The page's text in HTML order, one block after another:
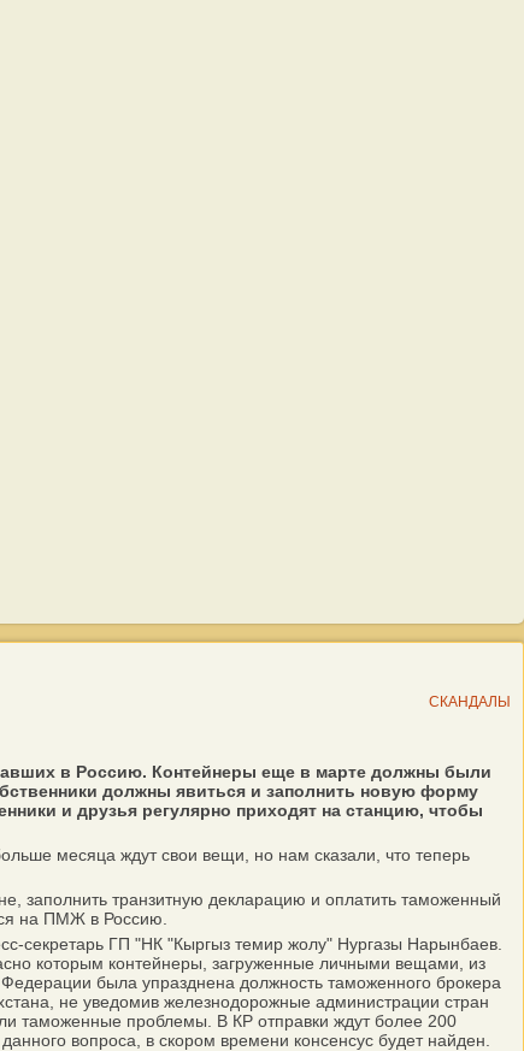
СКАНДАЛЫ
в Россию. Контейнеры еще в марте должны были
должны явиться и заполнить новую форму
и друзья регулярно приходят на станцию, чтобы
месяца ждут свои вещи, но нам сказали, что теперь
заполнить транзитную декларацию и оплатить таможенный
на ПМЖ в Россию.
секретарь ГП "НК "Кыргыз темир жолу" Нургазы Нарынбаев.
которым контейнеры, загруженные личными вещами, из
была упразднена должность таможенного брокера
не уведомив железнодорожные администрации стран
таможенные проблемы. В КР отправки ждут более 200
вопроса, в скором времени консенсус будет найден.